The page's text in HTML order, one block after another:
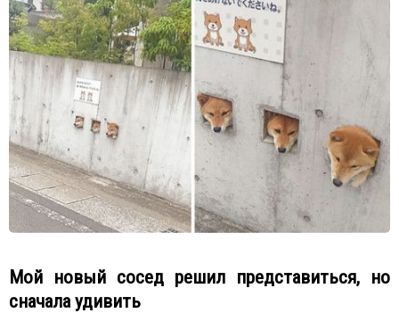
Мой новый сосед решил представиться, но
сначала удивить